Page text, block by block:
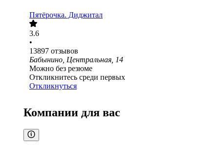
Пятёрочка. Диджитал
3.6
•
13897 отзывов
Бабынино, Центральная, 14
Можно без резюме
Откликнитесь среди первых
Откликнуться
Компании для вас